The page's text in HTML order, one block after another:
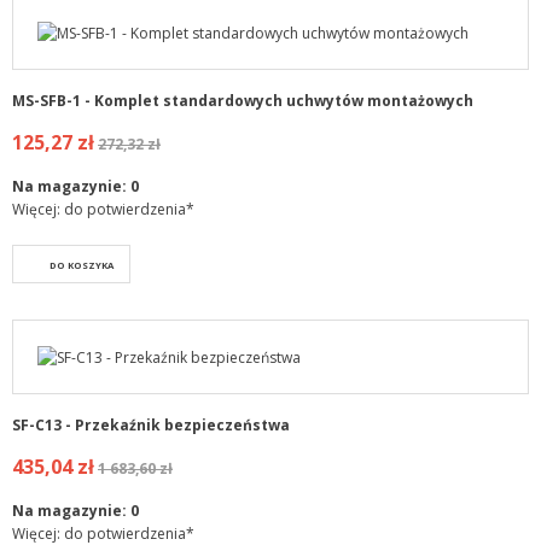
MS-SFB-1 - Komplet standardowych uchwytów montażowych
125,27 zł272,32 zł
Na magazynie: 0
Więcej: do potwierdzenia*
DO KOSZYKA
SF-C13 - Przekaźnik bezpieczeństwa
435,04 zł1 683,60 zł
Na magazynie: 0
Więcej: do potwierdzenia*